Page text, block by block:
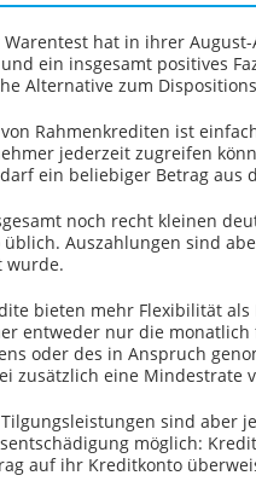
hat in ihrer
ein insgesamt positives
Alternative zum
Rahmenkrediten ist
jederzeit zugreifen
ein beliebiger Betrag aus
noch recht kleinen
üblich. Auszahlungen sind
wurde.
bieten mehr Flexibilität
entweder nur die
oder des in Anspruch
zusätzlich eine Mindestrate
sind aber
möglich:
auf ihr Kreditkonto